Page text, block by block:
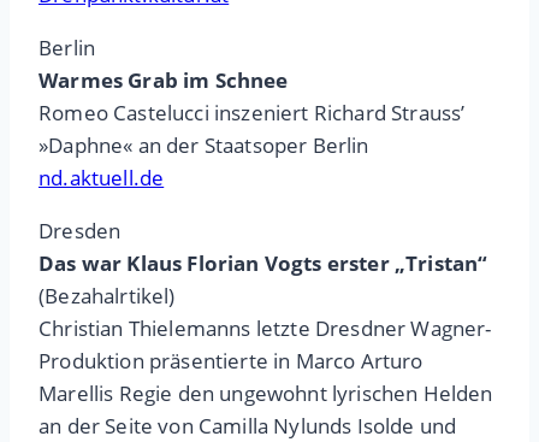
Berlin
Warmes Grab im Schnee
Romeo Castelucci inszeniert Richard Strauss’
»Daphne« an der Staatsoper Berlin
nd.aktuell.de
Dresden
Das war Klaus Florian Vogts erster „Tristan“
(Bezahalrtikel)
Christian Thielemanns letzte Dresdner Wagner-
Produktion präsentierte in Marco Arturo
Marellis Regie den ungewohnt lyrischen Helden
an der Seite von Camilla Nylunds Isolde und